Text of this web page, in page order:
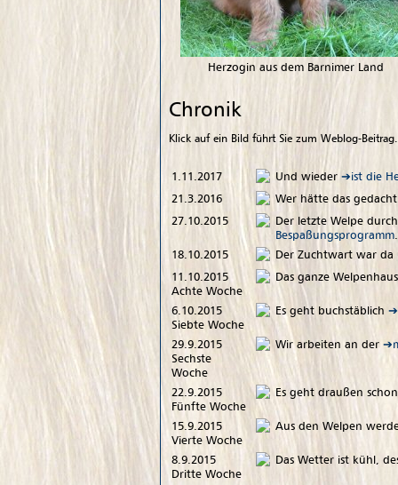
Herzogin aus dem Barnimer Land
Chronik
Klick auf ein Bild führt Sie zum Weblog-Beitrag.
1.11.2017 Und wieder
ist die
21.3.2016
Wer hätte das
27.10.2015
Der letzte Welpe
Bespaßungsprogramm
18.10.2015
Der Zuchtwart war
11.10.2015
Achte Woche
Das ganze
6.10.2015
Siebte Woche
Es geht buchstäblich
29.9.2015
Sechste
Woche
Wir arbeiten an der
22.9.2015
Fünfte Woche
Es geht draußen
15.9.2015
Vierte Woche
Aus den Welpen
8.9.2015
Dritte Woche
Das Wetter ist kühl,